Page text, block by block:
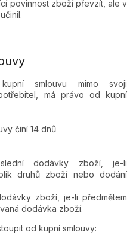
povinnost zboží převzít, ale v
smlouvu mimo svoji
má právo od kupní
činí 14 dnů
dodávky zboží, je-li
druhů zboží nebo dodání
zboží, je-li předmětem
dodávka zboží.
od kupní smlouvy: